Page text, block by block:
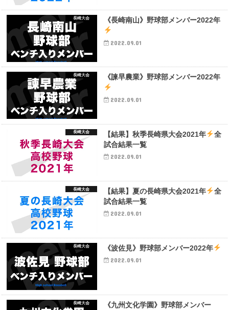
長崎大会 《長崎南山》野球部メンバー2022年
2022.09.01
長崎大会 《諫早農業》野球部メンバー2022年
2022.09.01
長崎大会 【結果】秋季長崎県大会2021年
全
試合結果一覧
2022.09.01
長崎大会 【結果】夏の長崎県大会2021年
全
試合結果一覧
2022.09.01
長崎大会 《波佐見》野球部メンバー2022年
2022.09.01
長崎大会
《九州文化学園》野球部メンバー